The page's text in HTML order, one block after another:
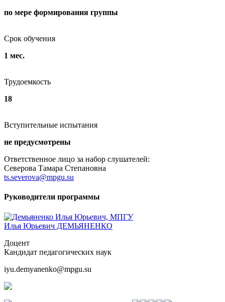
по мере формирования группы
Срок обучения
1 мес.
Трудоемкость
18
Вступительные испытания
не предусмотрены
Ответственное лицо за набор слушателей:
Северова Тамара Степановна
ts.severova@mpgu.su
Руководители программы
Илья Юрьевич ДЕМЬЯНЕНКО
Доцент
Кандидат педагогических наук
iyu.demyanenko@mpgu.su